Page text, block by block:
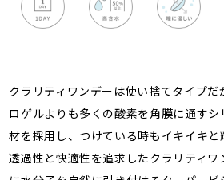
クラリティワンデーは使い捨てタイプ
ロゲルよりも多くの酸素を角膜に通す
材を採用し、つけている時もイキイキ
透過性と快適性を追求したクラリティ